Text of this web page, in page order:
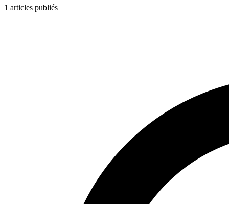
1 articles publiés